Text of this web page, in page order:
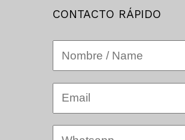
CONTACTO RÁPIDO